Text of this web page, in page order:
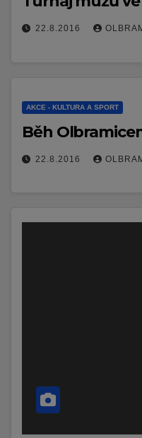
22.8.2016
AKCE - KULTURA A SPORT
Běh
22.8.2016